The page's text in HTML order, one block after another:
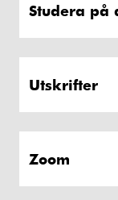
Studera på
Utskrifter
Zoom